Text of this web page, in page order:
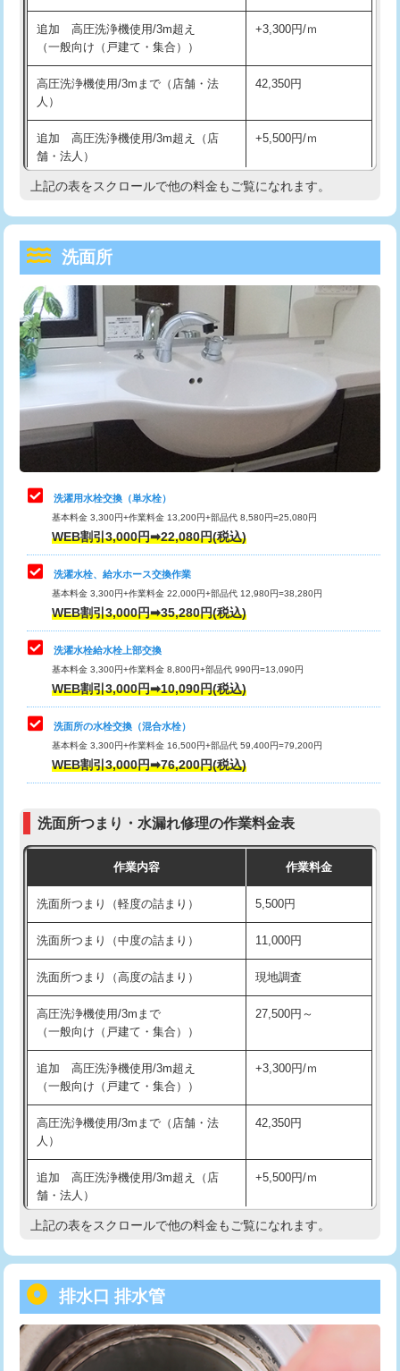
マス交換（深さ50㎝以上） 66,000円
コンクリート斫り（厚さ10㎝まで） 27,500円
コンクリート斫り（厚さ10㎝超え）
モルタル補修（厚さ10㎝まで）
モルタル補修（厚さ10㎝超え） 38,500円
洗面台設置 38,500円
追加人工
廃棄・処分 現場見積
※給水管工事は20mmまでの価格です。
持込商品取付（混合水栓） 16,500円
給水管工事※（ホール加工)
給水管工事※（バンド止め) 3,300円
給水管工事※（支持金具設置) 5,500円
給水管工事※（保温材使用（バンド止
め込み）)
5,500円
給水管工事※（土の掘削・埋め戻し作
業)
11,000円
給水管工事※（塩ビ管（VP・HI）使
用/3ｍまで)
33,000円
給水管工事※（塩ビ管（VP・HI）使
用（追加）/3ｍ超え)
給水管工事※（ライニング鋼管・銅
管・ポリ管・HT管使用/3ｍまで)
44,000円
給水管工事※（ライニング鋼管・銅
管・ポリ管・HT管使用/3ｍ超え)
排水管工事（土の掘削・埋め戻し作
業）
排水管工事（排水管工事/3ｍまで） 55,000円
排水管工事（追加 排水管工事/3ｍ超
え）
マス交換（土の掘削・埋め戻し作業）
マス交換（深さ50㎝未満）
マス交換（深さ50㎝以上）
モルタル補修（厚さ10㎝まで） 27,500円
モルタル補修（厚さ10㎝超え） 38,500円
洗面台設置 38,500円
バスタブ設置 現場見積
追加人工 16,500円
廃棄・処分
※給水管工事は20mmまでの価格です。
追加 高圧洗浄機使用/3m超え
（一般向け（戸建て・集合））
+3,300円/ｍ
高圧洗浄機使用/3mまで（店舗・法
人）
42,350円
追加 高圧洗浄機使用/3m超え（店
舗・法人）
+5,500円/ｍ
高度高圧洗浄換 現地調査
トーラー機使用/3mまで
追加トーラー機使用/3m超え +3,300円
カメラ調査 33,000円
桝清掃
止水・漏水調査・防水処理・清掃・修
理・調整・分解・加工など（軽作業）
11,000円
止水・漏水調査・防水処理・清掃・修
理・調整・分解・加工など（中作業）
22,000円
止水・漏水調査・防水処理・清掃・修
理・調整・分解・加工など（重作業）
33,000円
キッチンタンク脱着
その他部品の脱着
交換・取付（タンク）
交換・取付(単水栓（壁付・デッキ
式）)
交換・取付(混合水栓（壁付・デッキ
式・ワンホール）)
16,500円+材料費
（P/S/ポップアップ））
交換・取付（その他部品） 11,000円+材料費
持込商品取付（単水栓） 13,200円
持込商品取付（混合水栓） 16,500円
持込商品取付（浄水器・分岐水栓） 16,500円
給水管工事※（ホール加工) 16,500円
給水管工事※（バンド止め)
給水管工事※（支持金具設置) 5,500円
給水管工事※（保温材使用（バンド止
め込み）)
5,500円
給水管工事※（土の掘削・埋め戻し作
業)
11,000円
給水管工事※（塩ビ管（VP・HI）使
用/3ｍまで)
用（追加）/3ｍ超え)
給水管工事※（ライニング鋼管・銅
管・ポリ管・HT管使用/3ｍまで)
44,000円
上記の表をスクロールで他の料金もご覧になれます。
洗面所
洗濯用水栓交換（単水栓）
基本料金 3,300円+作業料金 13,200円+部品代 8,580円=25,080円
WEB割引3,000円➡22,080円(税込)
洗濯水栓、給水ホース交換作業
基本料金 3,300円+作業料金 22,000円+部品代 12,980円=38,280円
WEB割引3,000円➡35,280円(税込)
洗濯水栓給水栓上部交換
基本料金 3,300円+作業料金 8,800円+部品代 990円=13,090円
WEB割引3,000円➡10,090円(税込)
洗面所の水栓交換（混合水栓）
基本料金 3,300円+作業料金 16,500円+部品代 59,400円=79,200円
WEB割引3,000円➡76,200円(税込)
洗面所つまり・水漏れ修理の作業料金表
作業内容 作業料金
洗面所つまり（軽度の詰まり） 5,500円
洗面所つまり（中度の詰まり） 11,000円
洗面所つまり（高度の詰まり） 現地調査
高圧洗浄機使用/3mまで
（一般向け（戸建て・集合））
27,500円～
追加 高圧洗浄機使用/3m超え
（一般向け（戸建て・集合））
+3,300円/ｍ
高圧洗浄機使用/3mまで（店舗・法
人）
42,350円
追加 高圧洗浄機使用/3m超え（店
舗・法人）
+5,500円/ｍ
高度高圧洗浄換 現地調査
トーラー機使用/3mまで
追加トーラー機使用/3m超え +3,300円
上記の表をスクロールで他の料金もご覧になれます。
排水口 排水管